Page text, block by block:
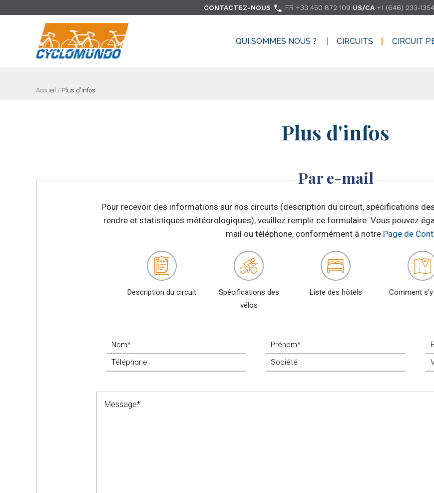
CONTACTEZ-NOUS  FR +33 450 872 109 US/CA +1 (646) 233-1354
QUI SOMMES NOUS ? CIRCUITS CIRCUIT
Accueil / Plus d'infos
Plus d'infos
Par e-mail
Pour recevoir des informations sur nos circuits (description du circuit, spécifications
rendre et statistiques météorologiques), veuillez remplir ce formulaire. Vous pouvez
mail ou téléphone, conformément à notre Page de
Description du circuit
Spécifications des
vélos
Liste des hôtels Comment s'y